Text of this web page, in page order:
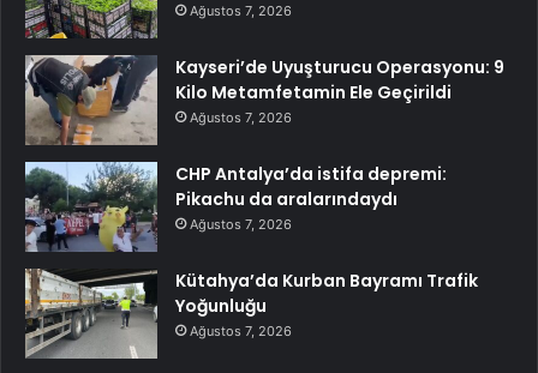
Ağustos 7, 2026
Kayseri’de Uyuşturucu Operasyonu: 9
Kilo Metamfetamin Ele Geçirildi
Ağustos 7, 2026
CHP Antalya’da istifa depremi:
Pikachu da aralarındaydı
Ağustos 7, 2026
Kütahya’da Kurban Bayramı Trafik
Yoğunluğu
Ağustos 7, 2026